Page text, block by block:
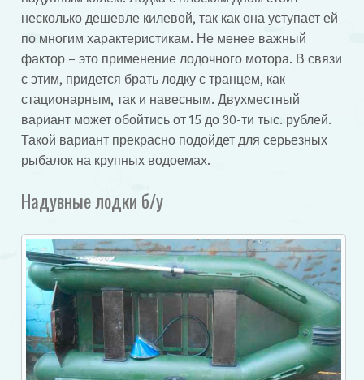
несколько дешевле килевой, так как она уступает ей
по многим характеристикам. Не менее важный
фактор – это применение лодочного мотора. В связи
с этим, придется брать лодку с транцем, как
стационарным, так и навесным. Двухместный
вариант может обойтись от 15 до 30-ти тыс. рублей.
Такой вариант прекрасно подойдет для серьезных
рыбалок на крупных водоемах.
Надувные лодки б/у